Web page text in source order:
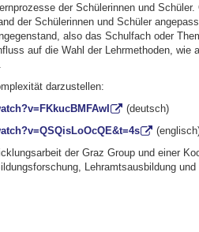
der Schülerinnen und
der Schülerinnen und Schüler
also das Schulfach oder
auf die Wahl der Lehrmethoden, wie
darzustellen:
(deutsch)
der Graz Group und einer
Lehramtsausbildung und